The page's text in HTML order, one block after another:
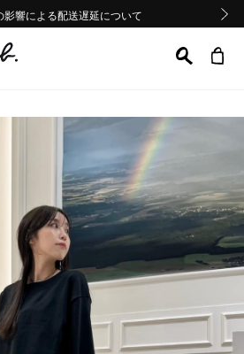
の影響による配送遅延について
Sale 2buy10%OFF!!
影響による配送遅延について
の影響による配送遅延について
Sale 2buy10%OFF!!